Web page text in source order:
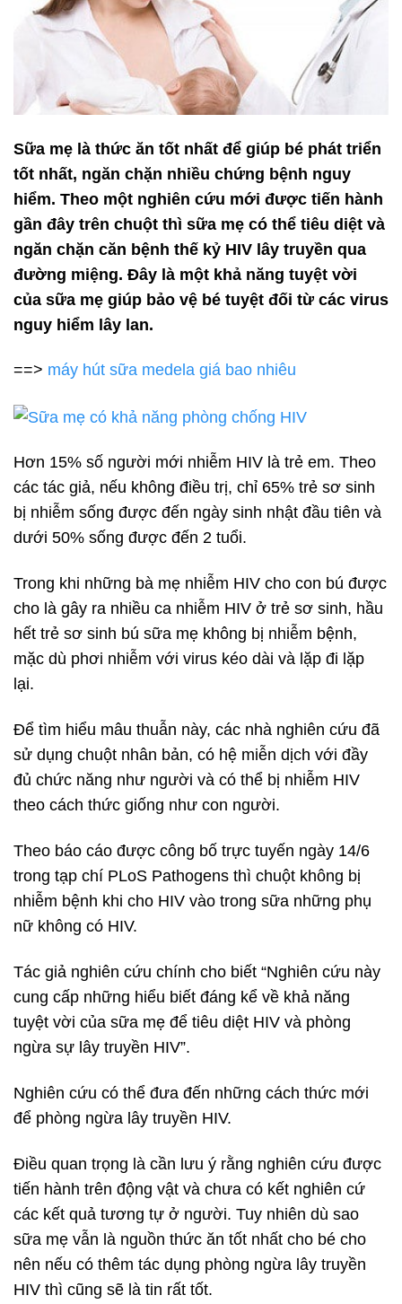
Sữa mẹ là thức ăn tốt nhất để giúp bé phát triển
tốt nhất, ngăn chặn nhiều chứng bệnh nguy
hiểm. Theo một nghiên cứu mới được tiến hành
gần đây trên chuột thì sữa mẹ có thể tiêu diệt và
ngăn chặn căn bệnh thế kỷ HIV lây truyền qua
đường miệng. Đây là một khả năng tuyệt vời
của sữa mẹ giúp bảo vệ bé tuyệt đối từ các virus
nguy hiểm lây lan.
==> máy hút sữa medela giá bao nhiêu
Hơn 15% số người mới nhiễm HIV là trẻ em. Theo
các tác giả, nếu không điều trị, chỉ 65% trẻ sơ sinh
bị nhiễm sống được đến ngày sinh nhật đầu tiên và
dưới 50% sống được đến 2 tuổi.
Trong khi những bà mẹ nhiễm HIV cho con bú được
cho là gây ra nhiều ca nhiễm HIV ở trẻ sơ sinh, hầu
hết trẻ sơ sinh bú sữa mẹ không bị nhiễm bệnh,
mặc dù phơi nhiễm với virus kéo dài và lặp đi lặp
lại.
Để tìm hiểu mâu thuẫn này, các nhà nghiên cứu đã
sử dụng chuột nhân bản, có hệ miễn dịch với đầy
đủ chức năng như người và có thể bị nhiễm HIV
theo cách thức giống như con người.
Theo báo cáo được công bố trực tuyến ngày 14/6
trong tạp chí PLoS Pathogens thì chuột không bị
nhiễm bệnh khi cho HIV vào trong sữa những phụ
nữ không có HIV.
Tác giả nghiên cứu chính cho biết “Nghiên cứu này
cung cấp những hiểu biết đáng kể về khả năng
tuyệt vời của sữa mẹ để tiêu diệt HIV và phòng
ngừa sự lây truyền HIV”.
Nghiên cứu có thể đưa đến những cách thức mới
để phòng ngừa lây truyền HIV.
Điều quan trọng là cần lưu ý rằng nghiên cứu được
tiến hành trên động vật và chưa có kết nghiên cứ
các kết quả tương tự ở người. Tuy nhiên dù sao
sữa mẹ vẫn là nguồn thức ăn tốt nhất cho bé cho
nên nếu có thêm tác dụng phòng ngừa lây truyền
HIV thì cũng sẽ là tin rất tốt.